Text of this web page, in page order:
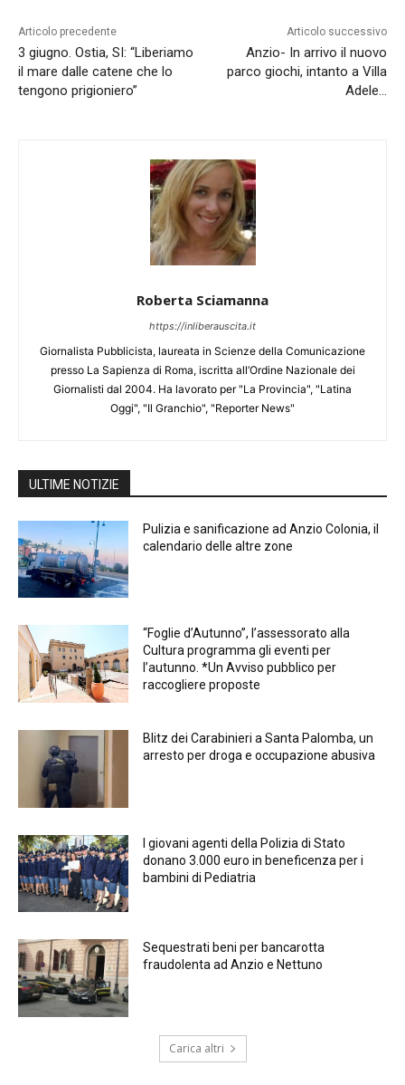
Articolo precedente
3 giugno. Ostia, SI: “Liberiamo
il mare dalle catene che lo
tengono prigioniero”
Articolo successivo
Anzio- In arrivo il nuovo
parco giochi, intanto a Villa
Adele…
Roberta Sciamanna
https://inliberauscita.it
Giornalista Pubblicista, laureata in Scienze della Comunicazione
presso La Sapienza di Roma, iscritta all’Ordine Nazionale dei
Giornalisti dal 2004. Ha lavorato per "La Provincia", "Latina
Oggi", "Il Granchio", "Reporter News"
ULTIME NOTIZIE
Pulizia e sanificazione ad Anzio Colonia, il
calendario delle altre zone
“Foglie d’Autunno”, l’assessorato alla
Cultura programma gli eventi per
l’autunno. *Un Avviso pubblico per
raccogliere proposte
Blitz dei Carabinieri a Santa Palomba, un
arresto per droga e occupazione abusiva
I giovani agenti della Polizia di Stato
donano 3.000 euro in beneficenza per i
bambini di Pediatria
Sequestrati beni per bancarotta
fraudolenta ad Anzio e Nettuno
Carica altri